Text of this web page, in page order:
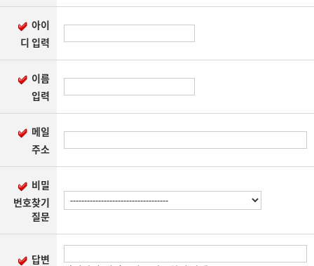
아이
디 입력
이름
입력
메일
주소
비밀
번호찾기
질문
답변